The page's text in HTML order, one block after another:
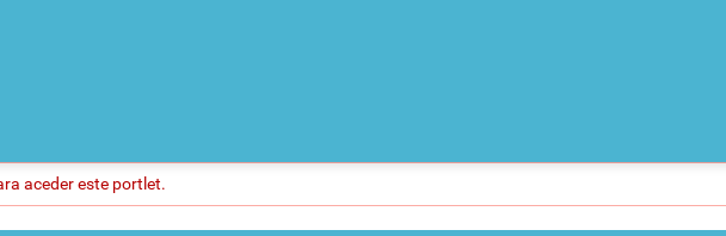
aceder este portlet.